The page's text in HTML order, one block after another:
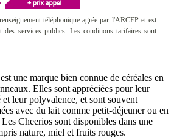
téléphonique agrée par l'ARCEP et est
des services publics. Les conditions tarifaires sont
une marque bien connue de céréales en
Elles sont appréciées pour leur
leur polyvalence, et sont souvent
avec du lait comme petit-déjeuner ou en
Cheerios sont disponibles dans une
nature, miel et fruits rouges.